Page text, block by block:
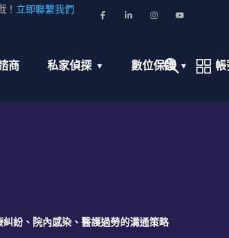
！ 立即聯繫我們
商 私家偵探 數位保護
紛、院內感染、醫護過勞的溝通策略